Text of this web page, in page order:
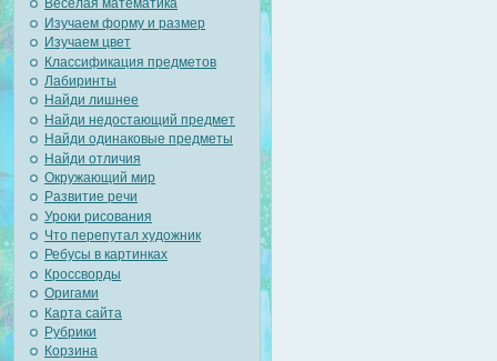
Веселая математика
Изучаем форму и размер
Изучаем цвет
Классификация предметов
Лабиринты
Найди лишнее
Найди недостающий предмет
Найди одинаковые предметы
Найди отличия
Окружающий мир
Развитие речи
Уроки рисования
Что перепутал художник
Ребусы в картинках
Кроссворды
Оригами
Карта сайта
Рубрики
Корзина